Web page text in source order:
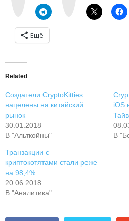
Ещё
Related
Создатели CryptoKitties
нацелены на китайский
рынок
30.01.2018
В "Альткойны"
iOS
В
Транзакции с
криптокотятами стали реже
на 98,4%
20.06.2018
В "Аналитика"